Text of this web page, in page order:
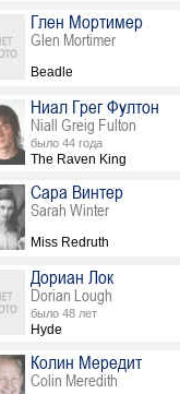
Глен Мортимер
Glen Mortimer
Beadle
Ниал Грег Фултон
Niall Greig Fulton
было 44 года
The Raven King
Сара Винтер
Sarah Winter
Miss Redruth
Дориан Лок
Dorian Lough
было 48 лет
Hyde
Колин Мередит
Colin Meredith